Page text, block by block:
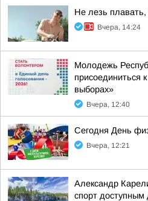
Не лезь
Вчера, 14:24
Молодежь
присоединиться
выборах»
Вчера, 12:40
Сегодня День
Вчера, 12:21
Александр
спорт